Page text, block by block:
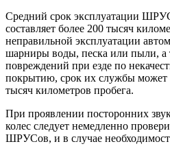
Средний срок эксплуатации
составляет более 200 тысяч
неправильной эксплуатации
шарниры воды, песка или пыли, а
повреждений при езде по
покрытию, срок их службы может
тысяч километров пробега.
При проявлении посторонних
колес следует немедленно
ШРУСов, и в случае